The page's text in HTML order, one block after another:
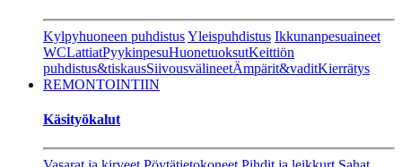
Kylpyhuoneen puhdistusYleispuhdistus Ikkunanpesuaineet
WCLattiatPyykinpesuHuonetuoksutKeittiön
puhdistus&tiskausSiivousvälineetÄmpärit&vaditKierrätys
REMONTOINTIIN
Käsityökalut